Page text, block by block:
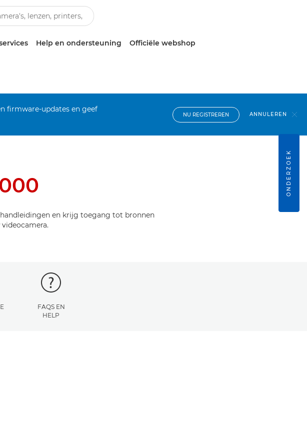
Help en ondersteuning Officiële webshop
firmware-updates en geef
NU REGISTREREN ANNULEREN
en krijg toegang tot bronnen
FAQS EN
HELP
ONDERZOEK